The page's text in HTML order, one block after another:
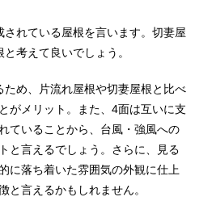
れている屋根を言います。切妻屋
考えて良いでしょう。
め、片流れ屋根や切妻屋根と比べ
がメリット。また、4面は互いに支
ていることから、台風・強風への
と言えるでしょう。さらに、見る
に落ち着いた雰囲気の外観に仕上
と言えるかもしれません。